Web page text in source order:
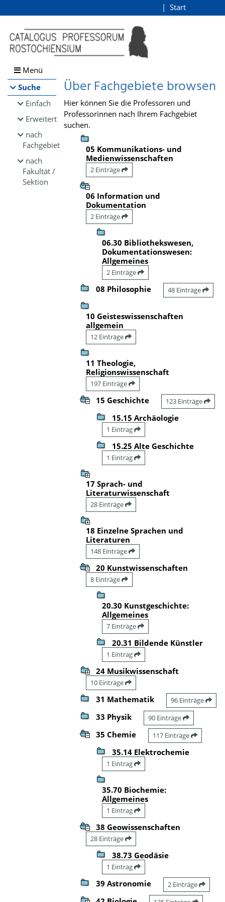
Browsen
direkt zum Inhalt
Start
Menü
Suche
Einfach
Erweitert
nach
Fachgebiet
nach
Fakultät /
Sektion
Über Fachgebiete browsen
Hier können Sie die Professoren und
Professorinnen nach Ihrem Fachgebiet
suchen.
05 Kommunikations- und
Medienwissenschaften
2 Einträge
06 Information und
Dokumentation
2 Einträge
06.30 Bibliothekswesen,
Dokumentationswesen:
Allgemeines
2 Einträge
08 Philosophie 48 Einträge
10 Geisteswissenschaften
allgemein
12 Einträge
11 Theologie,
Religionswissenschaft
197 Einträge
15 Geschichte 123 Einträge
15.15 Archäologie
1 Eintrag
15.25 Alte Geschichte
1 Eintrag
17 Sprach- und
Literaturwissenschaft
28 Einträge
18 Einzelne Sprachen und
Literaturen
148 Einträge
20 Kunstwissenschaften
8 Einträge
20.30 Kunstgeschichte:
Allgemeines
7 Einträge
20.31 Bildende Künstler
1 Eintrag
24 Musikwissenschaft
10 Einträge
31 Mathematik 96 Einträge
33 Physik 90 Einträge
35 Chemie 117 Einträge
35.14 Elektrochemie
1 Eintrag
35.70 Biochemie:
Allgemeines
1 Eintrag
38 Geowissenschaften
28 Einträge
38.73 Geodäsie
1 Eintrag
39 Astronomie 2 Einträge